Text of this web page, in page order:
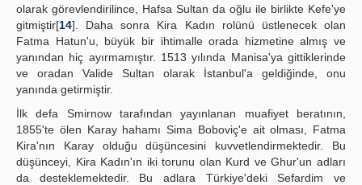
olarak görevlendirilince, Hafsa Sultan da oğlu ile birlikte Kefe'ye
gitmiştir[14]. Daha sonra Kira Kadın rolünü üstlenecek olan
Fatma Hatun'u, büyük bir ihtimalle orada hizmetine almış ve
yanından hiç ayırmamıştır. 1513 yılında Manisa'ya gittiklerinde
ve oradan Valide Sultan olarak İstanbul'a geldiğinde, onu
yanında getirmiştir.
İlk defa Smirnow tarafından yayınlanan muafiyet beratının,
1855'te ölen Karay hahamı Sima Boboviç'e ait olması, Fatma
Kira'nın Karay olduğu düşüncesini kuvvetlendirmektedir. Bu
düşünceyi, Kira Kadın'ın iki torunu olan Kurd ve Ghur'un adları
da desteklemektedir. Bu adlara Türkiye'deki Sefardim ve